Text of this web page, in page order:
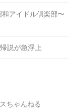
アイドル倶楽部〜
説が急浮上
ちゃんねる